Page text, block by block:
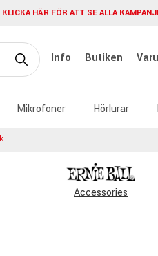
HÄR FÖR ATT SE ALLA
Info Butiken
Mikrofoner Hörlurar
Accessories